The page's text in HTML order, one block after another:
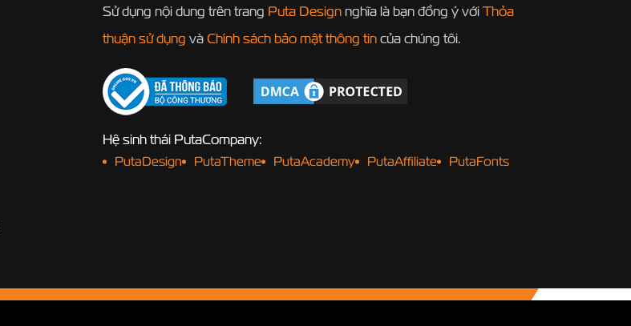
Sử dụng nội dung trên trang Puta Designnghĩa là bạn đồng ý với Thỏa
thuận sử dụng và Chính sách bảo mật thông tincủa chúng tôi.
Hệ sinh thái PutaCompany:
PutaDesign PutaTheme PutaAcademy PutaAffiliate PutaFonts